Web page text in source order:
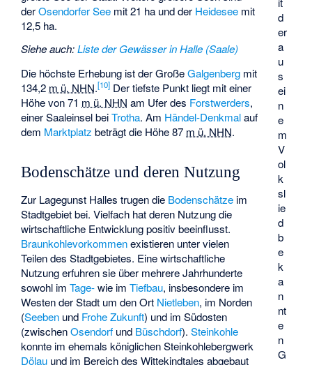
d
er
a
u
s
ei
n
e
m
V
ol
k
sl
ie
d
b
e
k
a
n
nt
e
n
G
derOsendorfer See mit 21 ha und der Heidesee mit
12,5 ha.
Siehe auch:Liste der Gewässer in Halle (Saale)
Die höchste Erhebung ist der GroßeGalgenberg mit
134,2 m ü. NHN.[10] Der tiefste Punkt liegt mit einer
Höhe von71 m ü. NHN am Ufer des Forstwerders,
einer Saaleinsel beiTrotha. Am Händel-Denkmalauf
dem Marktplatz beträgt die Höhe87 m ü. NHN.
Bodenschätze und deren Nutzung
Zur Lagegunst Halles trugen die Bodenschätze im
Stadtgebiet bei. Vielfach hat deren Nutzung die
wirtschaftliche Entwicklung positiv beeinflusst.
Braunkohlevorkommenexistieren unter vielen
Teilen des Stadtgebietes. Eine wirtschaftliche
Nutzung erfuhren sie über mehrere Jahrhunderte
sowohl imTage-wie imTiefbau, insbesondere im
Westen der Stadt um den Ort Nietleben, im Norden
(Seeben und Frohe Zukunft) und im Südosten
(zwischenOsendorf und Büschdorf).Steinkohle
konnte im ehemals königlichen Steinkohlebergwerk
Dölau und im Bereich des Wittekindtales abgebaut